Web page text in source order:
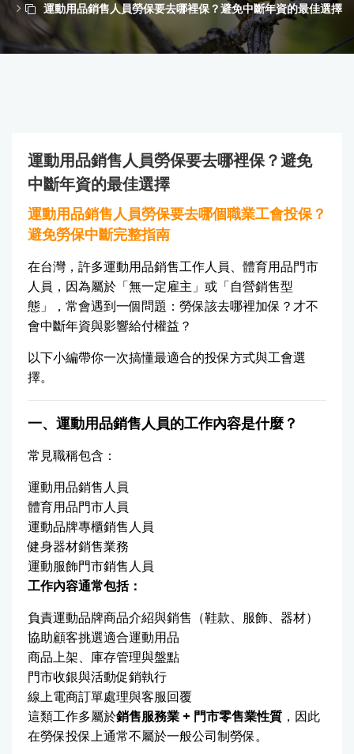
運動用品銷售人員勞保要去哪裡保？避免中斷年資的最佳選擇
運動用品銷售人員勞保要去哪裡保？避免
中斷年資的最佳選擇
運動用品銷售人員勞保要去哪個職業工會投保？
避免勞保中斷完整指南
在台灣，許多運動用品銷售工作人員、體育用品門市
人員，因為屬於「無一定雇主」或「自營銷售型
態」，常會遇到一個問題：勞保該去哪裡加保？才不
會中斷年資與影響給付權益？
以下小編帶你一次搞懂最適合的投保方式與工會選
擇。
一、運動用品銷售人員的工作內容是什麼？
常見職稱包含：
運動用品銷售人員
體育用品門市人員
運動品牌專櫃銷售人員
健身器材銷售業務
運動服飾門市銷售人員
工作內容通常包括：
負責運動品牌商品介紹與銷售（鞋款、服飾、器材）
協助顧客挑選適合運動用品
商品上架、庫存管理與盤點
門市收銀與活動促銷執行
線上電商訂單處理與客服回覆
這類工作多屬於銷售服務業 + 門市零售業性質 ，因此
在勞保投保上通常不屬於一般公司制勞保。